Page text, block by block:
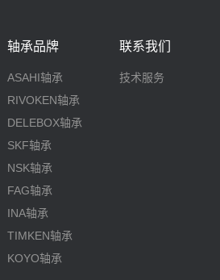
轴承品牌
ASAHI轴承
RIVOKEN轴承
DELEBOX轴承
SKF轴承
NSK轴承
FAG轴承
INA轴承
TIMKEN轴承
KOYO轴承
联系我们
技术服务